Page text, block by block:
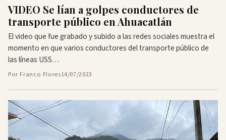
VIDEO Se lían a golpes conductores de
transporte público en Ahuacatlán
El video que fue grabado y subido a las redes sociales muestra el
momento en que varios conductores del transporte público de
las líneas USS…
Por Franco Flores14/07/2023